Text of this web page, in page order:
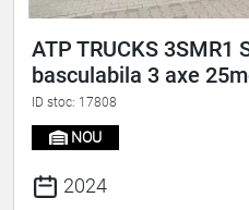
ATP TRUCKS 3SMR1
basculabila 3 axe
ID stoc: 17808
NOU
2024